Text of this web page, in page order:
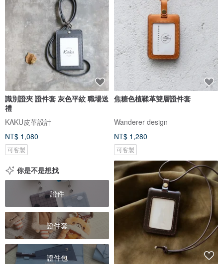
識別證夾 證件套 灰色平紋 職場送
禮
KAKU皮革設計
NT$ 1,080
可客製
焦糖色植鞣革雙層證件套
Wanderer design
NT$ 1,280
可客製
你是不是想找
證件
證件套
證件包